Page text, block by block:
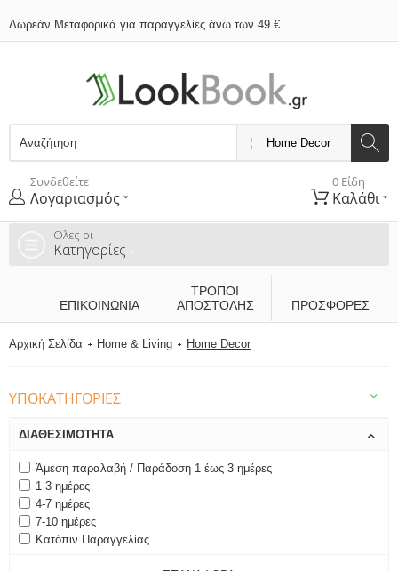
Δωρεάν Μεταφορικά για παραγγελίες άνω των 49 €
Συνδεθείτε
Λογαριασμός
0 Είδη
Καλάθι
Ολες οι
Κατηγορίες
ΕΠΙΚΟΙΝΩΝΊΑ
ΤΡΌΠΟΙ
ΑΠΟΣΤΟΛΉΣ
ΠΡΟΣΦΟΡΕΣ
Αρχική Σελίδα Home & Living Home Decor
ΥΠΟΚΑΤΗΓΟΡΊΕΣ
ΔΙΑΘΕΣΙΜΌΤΗΤΑ
Άμεση παραλαβή / Παράδοση 1 έως 3 ημέρες
1-3 ημέρες
4-7 ημέρες
7-10 ημέρες
Κατόπιν Παραγγελίας